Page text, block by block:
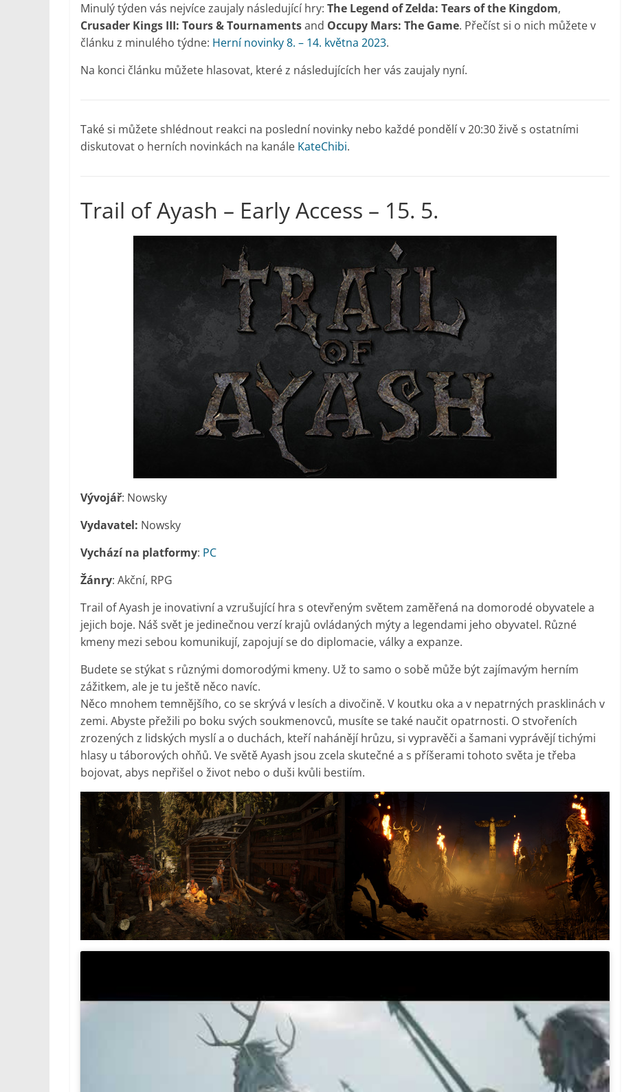
Minulý týden vás nejvíce zaujaly následující hry: The Legend of Zelda: Tears of the Kingdom,
Crusader Kings III: Tours & Tournamentsand Occupy Mars: The Game. Přečíst si o nich můžete v
článku z minulého týdne: Herní novinky 8. – 14. května 2023.
Na konci článku můžete hlasovat, které z následujících her vás zaujaly nyní.
Také si můžete shlédnout reakci na poslední novinky nebo každé pondělí v 20:30 živě s ostatními
diskutovat o herních novinkách na kanále KateChibi.
Trail of Ayash – Early Access – 15. 5.
Vývojář: Nowsky
Vydavatel: Nowsky
Vychází na platformy: PC
Žánry: Akční, RPG
Trail of Ayash je inovativní a vzrušující hra s otevřeným světem zaměřená na domorodé obyvatele a
jejich boje. Náš svět je jedinečnou verzí krajů ovládaných mýty a legendami jeho obyvatel. Různé
kmeny mezi sebou komunikují, zapojují se do diplomacie, války a expanze.
Budete se stýkat s různými domorodými kmeny. Už to samo o sobě může být zajímavým herním
zážitkem, ale je tu ještě něco navíc.
Něco mnohem temnějšího, co se skrývá v lesích a divočině. V koutku oka a v nepatrných prasklinách v
zemi. Abyste přežili po boku svých soukmenovců, musíte se také naučit opatrnosti. O stvořeních
zrozených z lidských myslí a o duchách, kteří nahánějí hrůzu, si vypravěči a šamani vyprávějí tichými
hlasy u táborových ohňů. Ve světě Ayash jsou zcela skutečné a s příšerami tohoto světa je třeba
bojovat, abys nepřišel o život nebo o duši kvůli bestiím.